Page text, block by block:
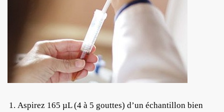
Aspirez 165 µL (4 à 5 gouttes) d’un échantillon bien